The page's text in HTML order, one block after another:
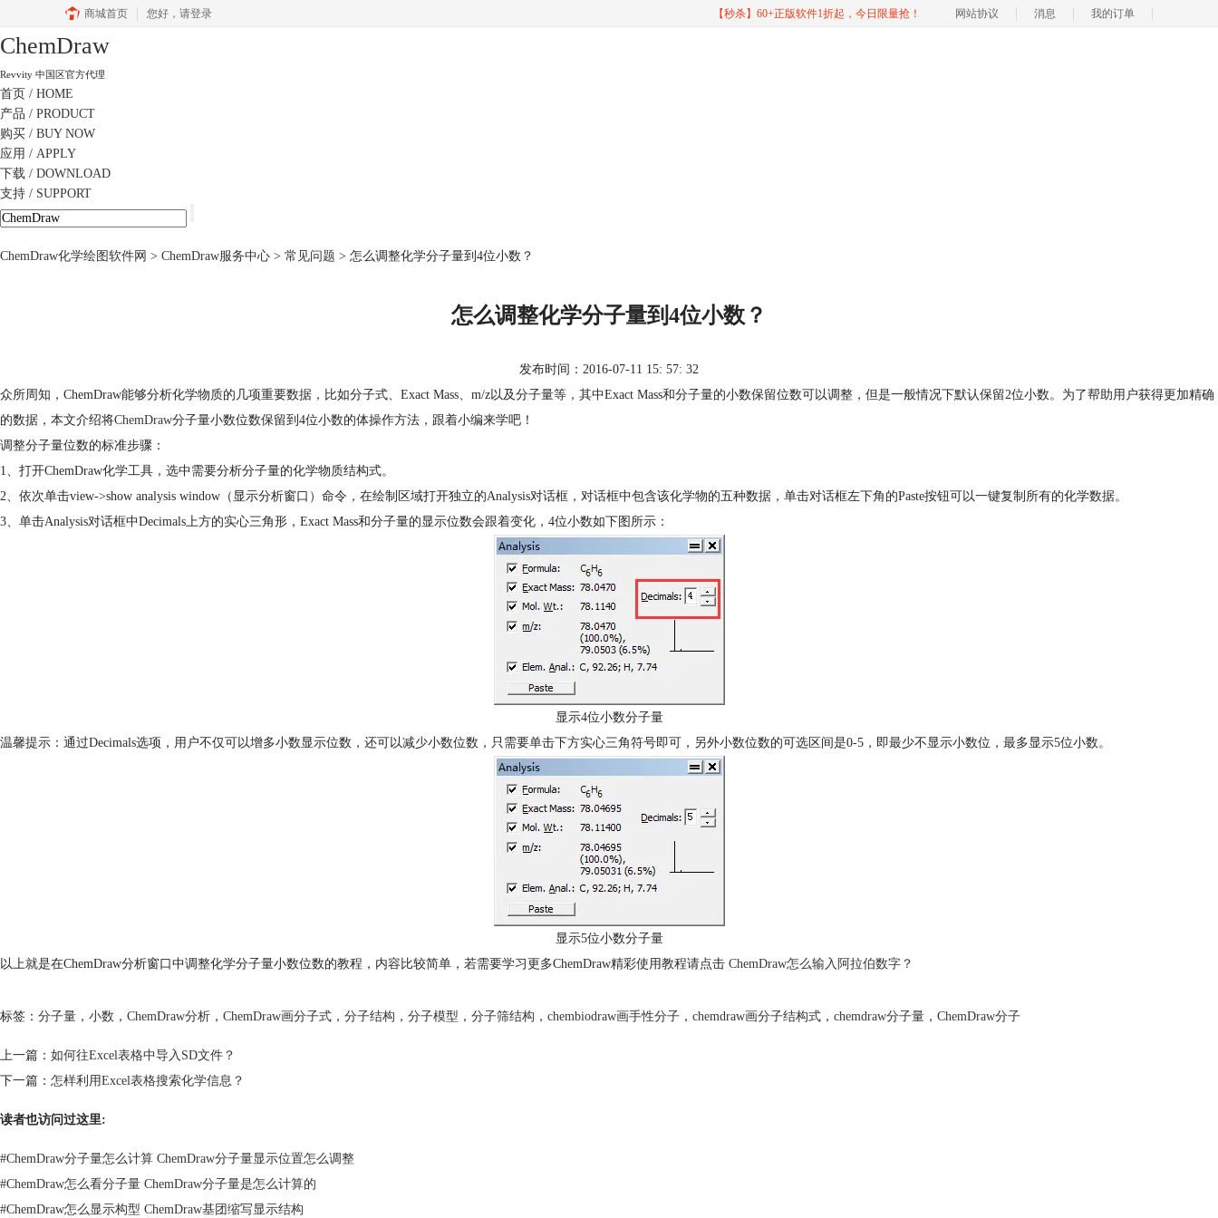
商城首页 您好， 请登录 【秒杀】60+正版软件1折起，今日限量抢！ 网站协议 消息 我的订单
ChemDraw
Revvity 中国区官方代理
首页 / HOME
产品 / PRODUCT
购买 / BUY NOW
应用 / APPLY
下载 / DOWNLOAD
支持 / SUPPORT
ChemDraw化学绘图软件网 > ChemDraw服务中心 > 常见问题 > 怎么调整化学分子量到4位小数？
怎么调整化学分子量到4位小数？
发布时间：2016-07-11 15: 57: 32
众所周知，ChemDraw能够分析化学物质的几项重要数据，比如分子式、Exact Mass、m/z以及分子量等，其中Exact Mass和分子量的小数保留位数可以调整，但是一般情况下默认保留2位小数。为了帮助用户获得更加精确
的数据，本文介绍将ChemDraw分子量小数位数保留到4位小数的体操作方法，跟着小编来学吧！
调整分子量位数的标准步骤：
1、打开ChemDraw化学工具，选中需要分析分子量的化学物质结构式。
2、依次单击view->show analysis window（显示分析窗口）命令，在绘制区域打开独立的Analysis对话框，对话框中包含该化学物的五种数据，单击对话框左下角的Paste按钮可以一键复制所有的化学数据。
3、单击Analysis对话框中Decimals上方的实心三角形，Exact Mass和分子量的显示位数会跟着变化，4位小数如下图所示：
显示4位小数分子量
温馨提示：通过Decimals选项，用户不仅可以增多小数显示位数，还可以减少小数位数，只需要单击下方实心三角符号即可，另外小数位数的可选区间是0-5，即最少不显示小数位，最多显示5位小数。
显示5位小数分子量
以上就是在ChemDraw分析窗口中调整化学分子量小数位数的教程，内容比较简单，若需要学习更多ChemDraw精彩使用教程请点击 ChemDraw怎么输入阿拉伯数字？
标签： 分子量 ， 小数 ， ChemDraw分析 ， ChemDraw画分子式 ， 分子结构 ， 分子模型 ， 分子筛结构 ， chembiodraw画手性分子 ， chemdraw画分子结构式 ， chemdraw分子量 ， ChemDraw分子
上一篇： 如何往Excel表格中导入SD文件？
下一篇： 怎样利用Excel表格搜索化学信息？
读者也访问过这里:
#ChemDraw分子量怎么计算 ChemDraw分子量显示位置怎么调整
#ChemDraw怎么看分子量 ChemDraw分子量是怎么计算的
#ChemDraw怎么显示构型 ChemDraw基团缩写显示结构